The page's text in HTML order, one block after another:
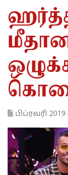
பிப்ரவரி 2019